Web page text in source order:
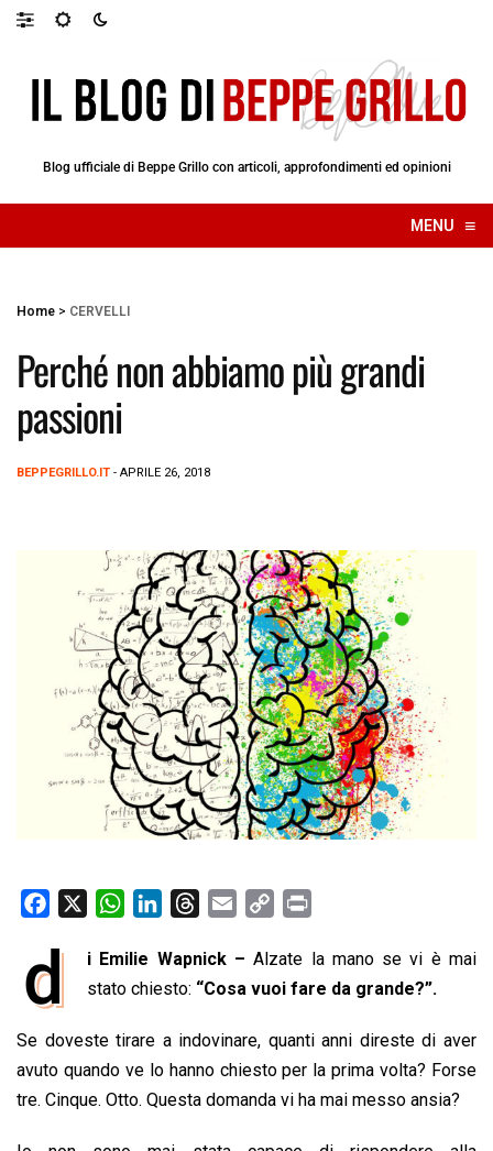
Blog ufficiale di Beppe Grillo con articoli, approfondimenti ed opinioni
MENU ≡
☰
Home > CERVELLI
Perché non abbiamo più grandi
passioni
BEPPEGRILLO.IT - APRILE 26, 2018
e
o
o
k
W
a
t
A
p
p
n
k
d
I
n
r
e
d
s
a
i
p
y
i
n
k
i
n
d i Emilie Wapnick – Alzate la mano se vi è mai
stato chiesto: “Cosa vuoi fare da grande?”.
Se doveste tirare a indovinare, quanti anni direste di aver
avuto quando ve lo hanno chiesto per la prima volta? Forse
tre. Cinque. Otto. Questa domanda vi ha mai messo ansia?